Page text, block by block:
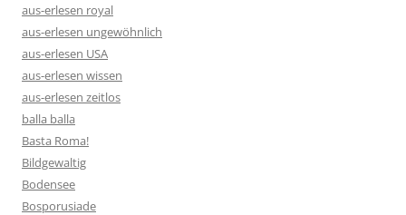
aus-erlesen royal
aus-erlesen ungewöhnlich
aus-erlesen USA
aus-erlesen wissen
aus-erlesen zeitlos
balla balla
Basta Roma!
Bildgewaltig
Bodensee
Bosporusiade